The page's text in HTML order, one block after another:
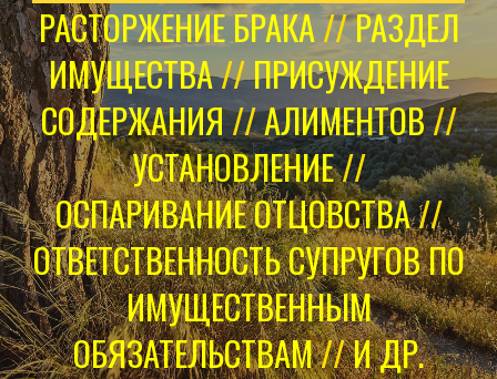
РАСТОРЖЕНИЕ БРАКА//РАЗДЕЛ
ИМУЩЕСТВА//ПРИСУЖДЕНИЕ
СОДЕРЖАНИЯ//АЛИМЕНТОВ//
УСТАНОВЛЕНИЕ//
ОСПАРИВАНИЕ ОТЦОВСТВА//
ОТВЕТСТВЕННОСТЬ СУПРУГОВ ПО
ИМУЩЕСТВЕННЫМ
ОБЯЗАТЕЛЬСТВАМ//И ДР.